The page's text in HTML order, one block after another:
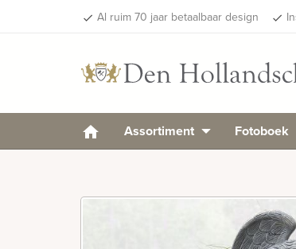
done Al ruim 70 jaar betaalbaar design done
Assortiment Fotoboek